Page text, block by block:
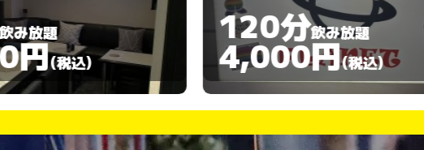
120分飲み放題
4,000円(税込)